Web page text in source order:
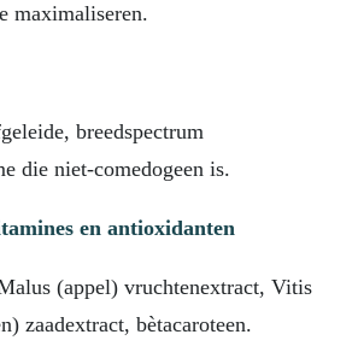
maximaliseren.
breedspectrum
die niet-comedogeen is.
en antioxidanten
(appel) vruchtenextract, Vitis
zaadextract, bètacaroteen.